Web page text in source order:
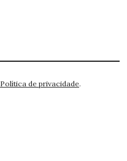
Política de privacidade.